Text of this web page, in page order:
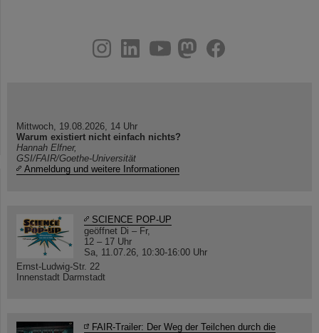
youtube
helmholtz.social
facebook
Mittwoch, 19.08.2026, 14 Uhr
Warum existiert nicht einfach nichts?
Hannah Elfner,
GSI/FAIR/Goethe-Universität
Anmeldung und weitere Informationen
SCIENCE POP-UP
geöffnet Di – Fr,
12 – 17 Uhr
Sa, 11.07.26, 10:30-16:00 Uhr
Ernst-Ludwig-Str. 22
Innenstadt Darmstadt
FAIR-Trailer: Der Weg der Teilchen durch die